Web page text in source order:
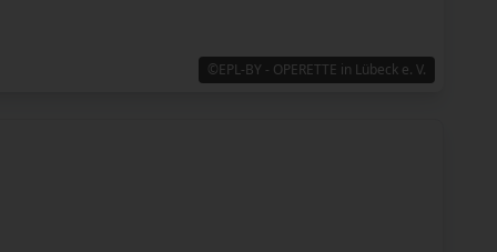
©EPL-BY - OPERETTE in Lübeck e. V.